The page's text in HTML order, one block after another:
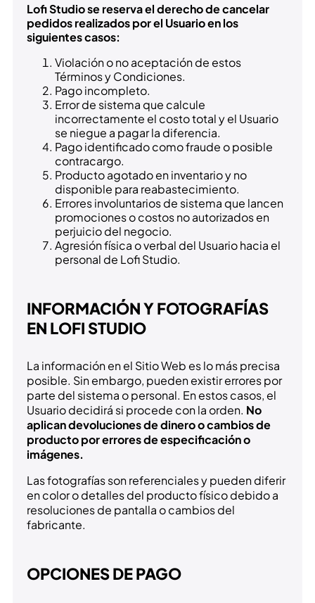
Lofi Studio se reserva el derecho de cancelar
pedidos realizados por el Usuario en los
siguientes casos:
Violación o no aceptación de estos
Términos y Condiciones.
Pago incompleto.
Error de sistema que calcule
incorrectamente el costo total y el Usuario
se niegue a pagar la diferencia.
Pago identificado como fraude o posible
contracargo.
Producto agotado en inventario y no
disponible para reabastecimiento.
Errores involuntarios de sistema que lancen
promociones o costos no autorizados en
perjuicio del negocio.
Agresión física o verbal del Usuario hacia el
personal de Lofi Studio.
INFORMACIÓN Y FOTOGRAFÍAS
EN LOFI STUDIO
La información en el Sitio Web es lo más precisa
posible. Sin embargo, pueden existir errores por
parte del sistema o personal. En estos casos, el
Usuario decidirá si procede con la orden. No
aplican devoluciones de dinero o cambios de
producto por errores de especificación o
imágenes.
Las fotografías son referenciales y pueden diferir
en color o detalles del producto físico debido a
resoluciones de pantalla o cambios del
fabricante.
OPCIONES DE PAGO